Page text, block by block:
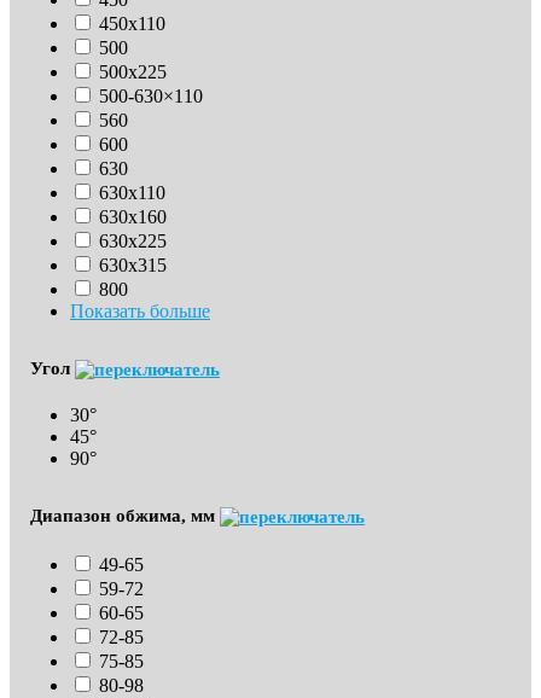
450х110
500
500х225
500-630×110
560
600
630
630х110
630x160
630х225
630х315
800
Показать больше
Угол
30°
45°
90°
Диапазон обжима, мм
49-65
59-72
60-65
72-85
75-85
80-98